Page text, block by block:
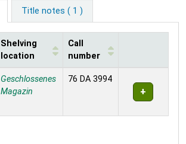
Title notes ( 1 )
Shelving
location
Call
number
Geschlossenes
Magazin
76 DA 3994